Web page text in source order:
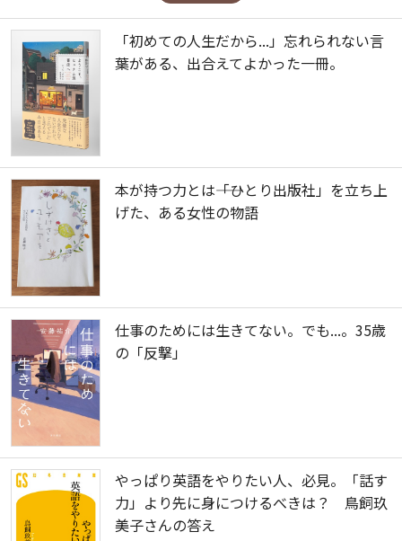
「初めての人生だから...」忘れられない言
葉がある、出合えてよかった一冊。
本が持つ力とは――「ひとり出版社」を立ち上
げた、ある女性の物語
仕事のためには生きてない。でも...。35歳
の「反撃」
やっぱり英語をやりたい人、必見。「話す
力」より先に身につけるべきは？ 鳥飼玖
美子さんの答え